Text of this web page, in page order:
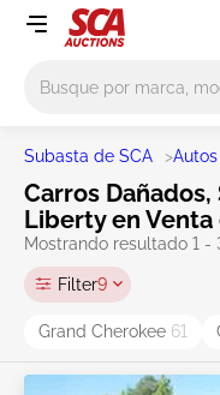
Subasta de SCA >
Carros
Liberty en Venta
Mostrando resultado 1 -
Filter9
Grand Cherokee 61